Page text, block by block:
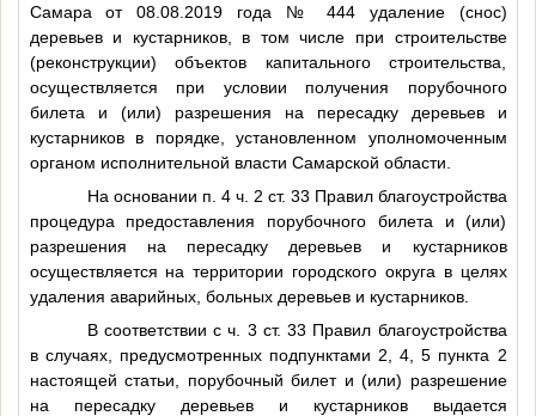
Самара от 08.08.2019 года № 444 удаление (снос)
деревьев и кустарников, в том числе при строительстве
(реконструкции) объектов капитального строительства,
осуществляется при условии получения порубочного
билета и (или) разрешения на пересадку деревьев и
кустарников в порядке, установленном уполномоченным
органом исполнительной власти Самарской области.
На основании п. 4 ч. 2 ст. 33 Правил благоустройства
процедура предоставления порубочного билета и (или)
разрешения на пересадку деревьев и кустарников
осуществляется на территории городского округа в целях
удаления аварийных, больных деревьев и кустарников.
В соответствии с ч. 3 ст. 33 Правил благоустройства
в случаях, предусмотренных подпунктами 2, 4, 5 пункта 2
настоящей статьи, порубочный билет и (или) разрешение
на пересадку деревьев и кустарников выдается